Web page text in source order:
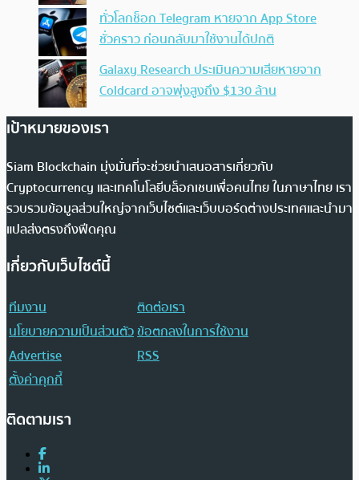
ทั่วโลกช็อก Telegram หายจาก App Store
ชั่วคราว ก่อนกลับมาใช้งานได้ปกติ
Galaxy Research ประเมินความเสียหายจาก
Coldcard อาจพุ่งสูงถึง $130 ล้าน
เป้าหมายของเรา
Siam Blockchain มุ่งมั่นที่จะช่วยนำเสนอสารเกี่ยวกับ
Cryptocurrency และเทคโนโลยีบล็อกเชนเพื่อคนไทย ในภาษาไทย เรา
รวบรวมข้อมูลส่วนใหญ่จากเว็บไซต์และเว็บบอร์ดต่างประเทศและนำมา
แปลส่งตรงถึงฟีดคุณ
เกี่ยวกับเว็บไซต์นี้
ทีมงาน
ติดต่อเรา
นโยบายความเป็นส่วนตัวข้อตกลงในการใช้งาน
Advertise
RSS
ตั้งค่าคุกกี้
ติดตามเรา